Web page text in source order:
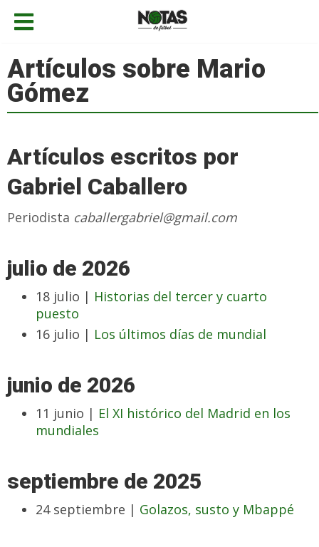
Artículos sobre Mario
Gómez
Artículos escritos por
Gabriel Caballero
Periodista caballergabriel@gmail.com
julio de 2026
18 julio | Historias del tercer y cuarto
puesto
16 julio | Los últimos días de mundial
junio de 2026
11 junio | El XI histórico del Madrid en los
mundiales
septiembre de 2025
24 septiembre | Golazos, susto y Mbappé